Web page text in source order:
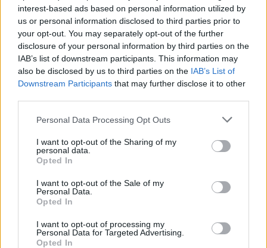
interest-based ads based on personal information utilized by
us or personal information disclosed to third parties prior to
your opt-out. You may separately opt-out of the further
disclosure of your personal information by third parties on the
IAB’s list of downstream participants. This information may
also be disclosed by us to third parties on the IAB’s List of
Downstream Participants that may further disclose it to other
Personal Data Processing Opt Outs
I want to opt-out of the Sharing of my
personal data.
Opted In
I want to opt-out of the Sale of my
Personal Data.
Opted In
I want to opt-out of processing my
Personal Data for Targeted Advertising.
Opted In
Zjarri masiv në Malin e
Krujës vihet nën kontroll/
Mbrojtja: Aktualisht një
vatër aktive
Pasojat që la pas zjarri i
madh në Krujë, banorët
tregojnë momentet e
tmerrit: Flakët i kemi
vatrat e vogla (VIDEO)
Përshkallëzimi rajonal
rikthen Jemenin në fokus,
sulmet e Huthive shtojnë
rrezikun e zgjerimit të
Vrasja e 20-vjeçarit në
Korçë/ Zbardhet dëshmia
i të dashurës nga viktima
të fundit